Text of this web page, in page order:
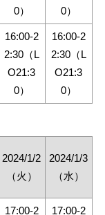
0）
0）
16:00-2
2:30（L
O21:3
0）
16:00-2
2:30（L
O21:3
0）
2024/1/2
（火）
2024/1/3
（水）
17:00-2
17:00-2